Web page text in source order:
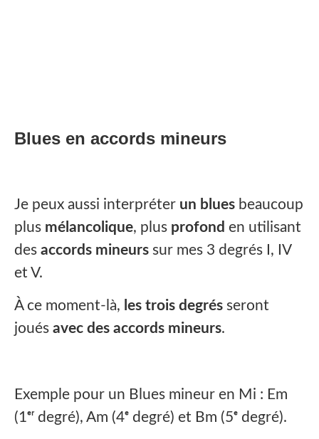
Blues en accords mineurs
Je peux aussi interpréter un blues beaucoup
plus mélancolique, plus profond en utilisant
des accords mineurs sur mes 3 degrés I, IV
et V.
À ce moment-là, les trois degrés seront
joués avec des accords mineurs.
Exemple pour un Blues mineur en Mi : Em
(1ᵉʳ degré), Am (4ᵉ degré) et Bm (5ᵉ degré).